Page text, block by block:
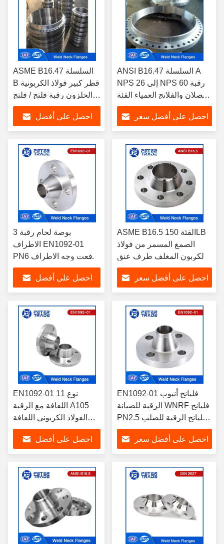
ASME B16.47 السلسلة
B قطر كبير فولاذ الكربونية
الحلزون رقبة فلنج / فلنج
العمياء الفئة 150 للأنابيب
والأنابيباحصل على أفضل
ANSI B16.47 السلسلة A
NPS 26 إلى NPS 60 رقبة
الصلان والفلانج العمياء الفئة
150 للصناعة الكيميائية
والبتروكيماوية
احصل على أفضل سعر
3 بوصة لحام رقبة
الاطراف EN1092-01
PN6 رفعت وجه الاطراف
الفولاذ الكربوني A105
لمعالجة المياه
احصل على أفضل
ASME B16.5 الفئة 150LB
الصمغ المسمر من فولاذ
الكربون المغلف طرف عنق
الحامدة WNRF وجه مرتفع
1/2' إلى 24' لنظم الأنابيب
احصل على أفضل سعر
EN1092-01 نوع 11
اللفافة مع الرقبة A105
الفولاذ الكربوني اللفافة
الرقبة PN 100 RFWN
اللفافة
احصل على أفضل
EN1092-01 فليانج أنبوب
الرقبة للصيانة WNRF فليانج
PN2.5 فليانج الرقبة للصلب
الكربوني A105 TYPE 11
للتطبيقات الصناعية
احصل على أفضل سعر